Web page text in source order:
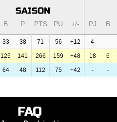
SAISON
B P PTS PU +/- PJ B
33 38 71 56 +12 4 -
125 141 266 159 +48 18 6
64 48 112 75 +42 - -
FAQ